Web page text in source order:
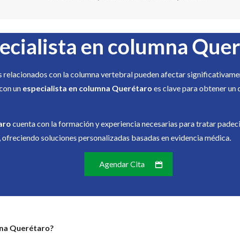
en columna
relacionados con la columna vertebral pueden afectar
un especialista en columna Querétaro es clave para obtener
cuenta con la formación y experiencia necesarias para tratar
soluciones personalizadas basadas en evidencia médica.
Agendar Cita
Querétaro?